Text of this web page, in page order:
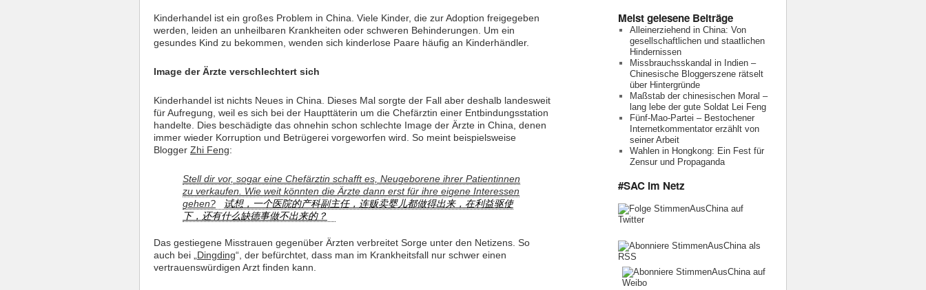
Kinderhandel ist ein großes Problem in China. Viele Kinder, die zur Adoption freigegeben
werden, leiden an unheilbaren Krankheiten oder schweren Behinderungen. Um ein
gesundes Kind zu bekommen, wenden sich kinderlose Paare häufig an Kinderhändler.
Image der Ärzte verschlechtert sich
Kinderhandel ist nichts Neues in China. Dieses Mal sorgte der Fall aber deshalb landesweit
für Aufregung, weil es sich bei der Haupttäterin um die Chefärztin einer Entbindungsstation
handelte. Dies beschädigte das ohnehin schon schlechte Image der Ärzte in China, denen
immer wieder Korruption und Betrügerei vorgeworfen wird. So meint beispielsweise
Blogger Zhi Feng:
Stell dir vor, sogar eine Chefärztin schafft es, Neugeborene ihrer Patientinnen
zu verkaufen. Wie weit könnten die Ärzte dann erst für ihre eigene Interessen
gehen?
试想，一个医院的产科副主任，连贩卖婴儿都做得出来，在利益驱使
下，还有什么缺德事做不出来的？
Das gestiegene Misstrauen gegenüber Ärzten verbreitet Sorge unter den Netizens. So
auch bei „Dingding“, der befürchtet, dass man im Krankheitsfall nur schwer einen
vertrauenswürdigen Arzt finden kann.
Meist gelesene Beiträge
Alleinerziehend in China: Von
gesellschaftlichen und staatlichen
Hindernissen
Missbrauchsskandal in Indien –
Chinesische Bloggerszene rätselt
über Hintergründe
Maßstab der chinesischen Moral –
lang lebe der gute Soldat Lei Feng
Fünf-Mao-Partei – Bestochener
Internetkommentator erzählt von
seiner Arbeit
Wahlen in Hongkong: Ein Fest für
Zensur und Propaganda
#SAC im Netz